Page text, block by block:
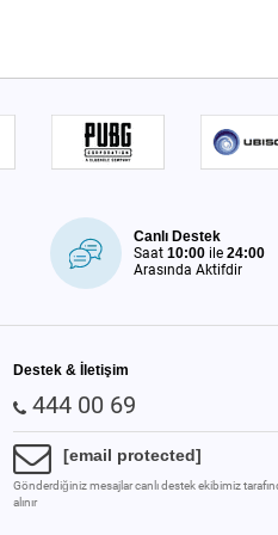
Canlı Destek
Saat10:00 ile24:00
Arasında Aktifdir
Destek & İletişim
444 00 69
[email protected]
Gönderdiğiniz mesajlar canlı destek ekibimiz
alınır